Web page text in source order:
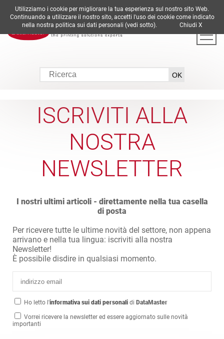
DE EN ES FR IT
ISCRIVITI ALLA
NOSTRA
NEWSLETTER
I nostri ultimi articoli - direttamente nella tua casella
di posta
Per ricevere tutte le ultime novità del settore, non appena
arrivano e nella tua lingua: iscriviti alla nostra
Newsletter!
È possibile disdire in qualsiasi momento.
Ho letto l'informativa sui dati personali di DataMaster
Vorrei ricevere la newsletter ed essere aggiornato sulle novità
importanti
Utilizziamo i cookie per migliorare la tua esperienza sul nostro sito Web.
Continuando a utilizzare il nostro sito, accetti l'uso dei cookie come indicato
nella nostra politica sui dati personali (vedi sotto). Chiudi X